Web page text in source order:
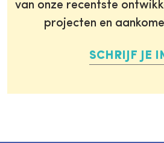
van onze recentste
projecten en
SCHRIJF JE